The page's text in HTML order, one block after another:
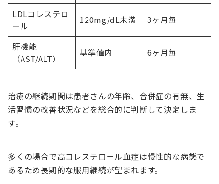
LDLコレステロ
ール
120mg/dL未満 3ヶ月毎
肝機能
（AST/ALT）
基準値内 6ヶ月毎
治療の継続期間は患者さんの年齢、合併症の有無、生
活習慣の改善状況などを総合的に判断して決定しま
す。
多くの場合で高コレステロール血症は慢性的な病態で
あるため長期的な服用継続が望まれます。